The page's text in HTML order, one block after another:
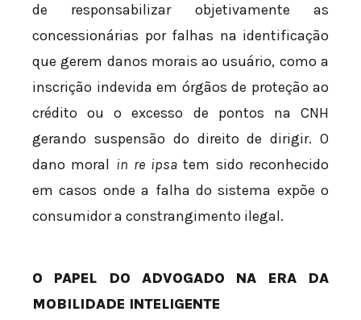
de responsabilizar objetivamente as
concessionárias por falhas na identificação
que gerem danos morais ao usuário, como a
inscrição indevida em órgãos de proteção ao
crédito ou o excesso de pontos na CNH
gerando suspensão do direito de dirigir. O
dano moral in re ipsa tem sido reconhecido
em casos onde a falha do sistema expõe o
consumidor a constrangimento ilegal.
O PAPEL DO ADVOGADO NA ERA DA
MOBILIDADE INTELIGENTE